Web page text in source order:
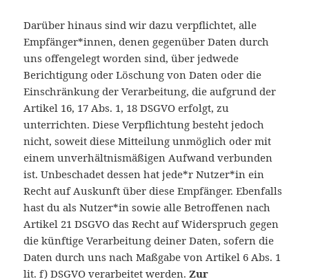
Darüber hinaus sind wir dazu verpflichtet, alle
Empfänger*innen, denen gegenüber Daten durch
uns offengelegt worden sind, über jedwede
Berichtigung oder Löschung von Daten oder die
Einschränkung der Verarbeitung, die aufgrund der
Artikel 16, 17 Abs. 1, 18 DSGVO erfolgt, zu
unterrichten. Diese Verpflichtung besteht jedoch
nicht, soweit diese Mitteilung unmöglich oder mit
einem unverhältnismäßigen Aufwand verbunden
ist. Unbeschadet dessen hat jede*r Nutzer*in ein
Recht auf Auskunft über diese Empfänger. Ebenfalls
hast du als Nutzer*in sowie alle Betroffenen nach
Artikel 21 DSGVO das Recht auf Widerspruch gegen
die künftige Verarbeitung deiner Daten, sofern die
Daten durch uns nach Maßgabe von Artikel 6 Abs. 1
lit. f) DSGVO verarbeitet werden.Zur